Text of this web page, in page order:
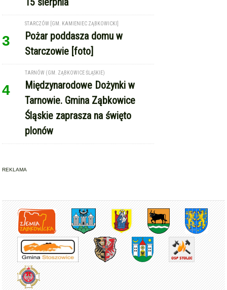
4
Międzynarodowe Dożynki w
Tarnowie. Gmina Ząbkowice
Śląskie zaprasza na święto
plonów
REKLAMA
Copyright © Express-Miejski.pl
RSS
reklama współpraca kontakt
patronat medialny
regulamin serwisu
polityka cookie